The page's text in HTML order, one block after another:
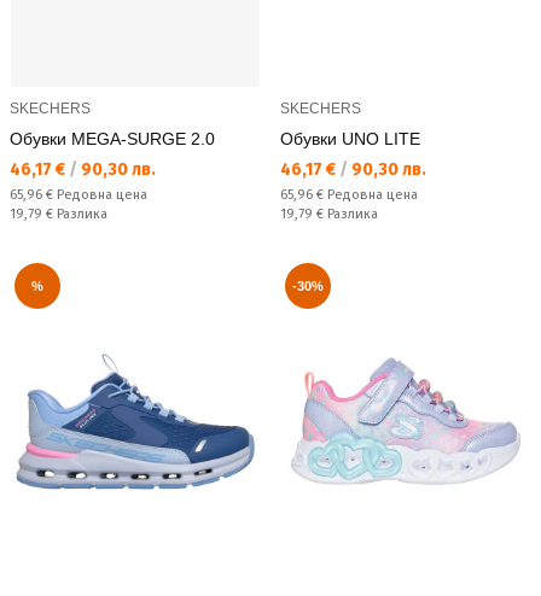
SKECHERS
Обувки MEGA-SURGE 2.0
Текуща цена:
46,17 € / 90,30 лв.
Редовна цена:
65,96 € Редовна цена
Спестявате:
19,79 € Разлика
SKECHERS
Обувки UNO LITE
Текуща цена:
46,17 € / 90,30 лв.
Редовна цена:
65,96 € Редовна цена
Спестявате:
19,79 € Разлика
% -30%